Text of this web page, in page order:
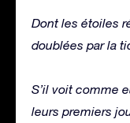
Dont les étoiles
doublées par la
S’il voit comme
leurs premiers